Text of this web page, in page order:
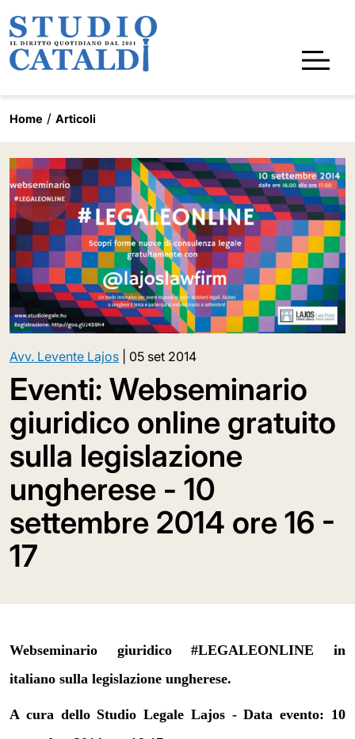
Home Articoli
Avv. Levente Lajos 05 set 2014
Eventi: Webseminario
giuridico online gratuito
sulla legislazione
ungherese - 10
settembre 2014 ore 16 -
17
Webseminario giuridico #LEGALEONLINE in
italiano sulla legislazione ungherese.
A cura dello Studio Legale Lajos - Data evento: 10